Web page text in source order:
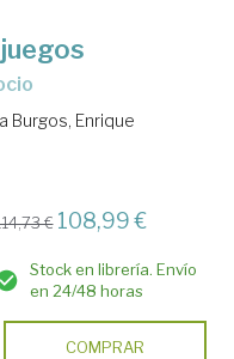
Burgos, Enrique
€ 108,99 €
Stock en librería. Envío
en 24/48 horas
COMPRAR